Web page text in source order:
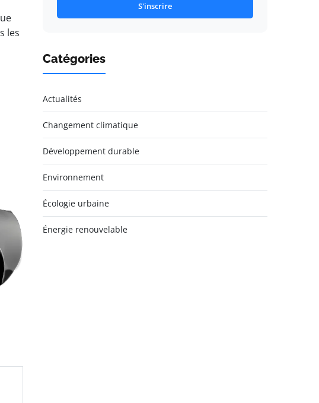
les
S'inscrire
Catégories
Actualités
Changement climatique
Développement durable
Environnement
Écologie urbaine
Énergie renouvelable